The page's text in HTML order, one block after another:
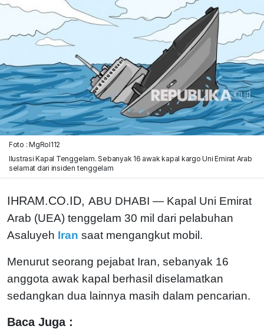
Foto : MgRol112
Ilustrasi Kapal Tenggelam. Sebanyak 16 awak kapal kargo Uni Emirat Arab
selamat dari insiden tenggelam
IHRAM.CO.ID, ABU DHABI — Kapal Uni Emirat
Arab (UEA) tenggelam 30 mil dari pelabuhan
Asaluyeh Iran saat mengangkut mobil.
Menurut seorang pejabat Iran, sebanyak 16
anggota awak kapal berhasil diselamatkan
sedangkan dua lainnya masih dalam pencarian.
Baca Juga :